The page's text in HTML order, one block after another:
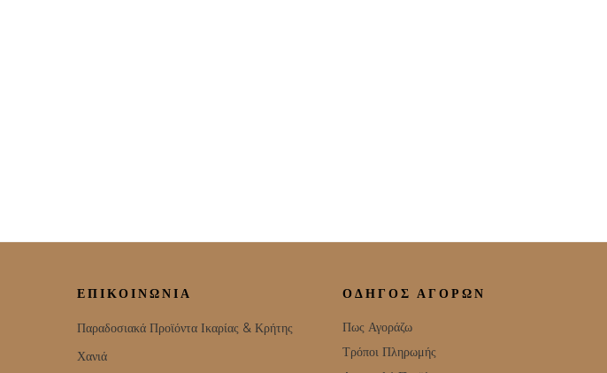
ΕΠΙΚΟΙΝΩΝΊΑ
Παραδοσιακά Προϊόντα Ικαρίας & Κρήτης
Χανιά
ΟΔΗΓΟΣ ΑΓΟΡΩΝ
Πως Αγοράζω
Τρόποι Πληρωμής